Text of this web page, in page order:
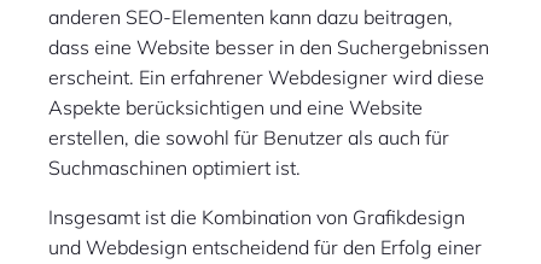
anderen SEO-Elementen kann dazu beitragen,
dass eine Website besser in den Suchergebnissen
erscheint. Ein erfahrener Webdesigner wird diese
Aspekte berücksichtigen und eine Website
erstellen, die sowohl für Benutzer als auch für
Suchmaschinen optimiert ist.
Insgesamt ist die Kombination von Grafikdesign
und Webdesign entscheidend für den Erfolg einer